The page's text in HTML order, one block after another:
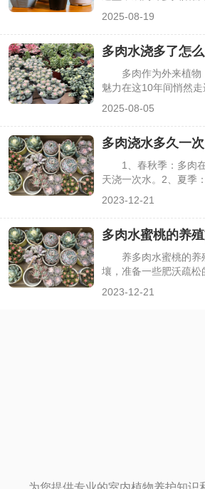
但不少花友会发现，精
瘦弱。这其实是多肉生
与养护细节不当有关，
重新饱满起来。
2025-08-19
多肉水浇多了怎
多肉作为外来植物
魅力在这10年间悄然
乏新手在养护时出现失
浇多了，此时应该怎么
2025-08-05
多肉浇水多久一次
1、春秋季：多肉在
天浇一次水。2、夏季
浇一次水。4、注意事
水时，注意保持水温和
植株受到影响。
2023-12-21
多肉水蜜桃的养
养多肉水蜜桃的养
壤，准备一些肥沃疏松
2023-12-21